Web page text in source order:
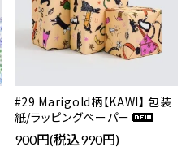
#29 Marigold柄【KAWI】 包装
紙/ラッピングペーパー
900円(税込990円)